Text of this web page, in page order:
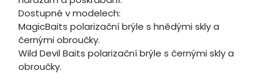
Dostupné v modelech:
MagicBaits polarizační brýle s hnědými skly a
černými obroučky.
Wild Devil Baits polarizační brýle s černými skly a
obroučky.